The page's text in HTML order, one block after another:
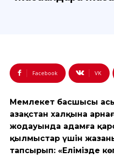
Facebook VK
Мемлекет басшысы
Қазақстан халқына
жодауында адамға
қылмыстар үшін
тапсырып: «Елімізде